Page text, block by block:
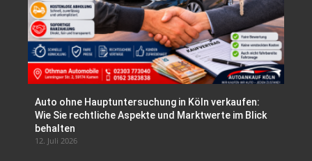
Auto ohne Hauptuntersuchung in Köln verkaufen:
Wie Sie rechtliche Aspekte und Marktwerte im Blick
behalten
12. Juli 2026